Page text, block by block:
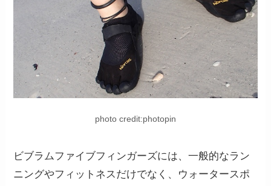
photo credit:photopin
ビブラムファイブフィンガーズには、一般的なラン
ニングやフィットネスだけでなく、ウォータースポ